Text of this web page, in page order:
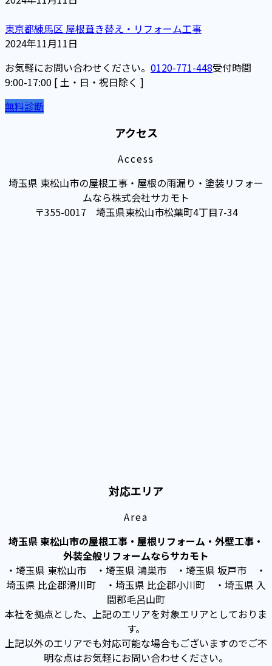
東京都練馬区 屋根葺き替え・リフォーム工事
2024年11月11日
お気軽にお問い合わせください。 0120-771-448受付時間
9:00-17:00 [ 土・日・祝日除く ]
無料診断
アクセス
Access
埼玉県 東松山市の屋根工事・屋根の雨漏り・塗装リフォー
ムなら株式会社サカモト
〒355-0017 埼玉県東松山市松葉町4丁目7-34
対応エリア
Area
埼玉県 東松山市の屋根工事・屋根リフォーム・外壁工事・
外装全般リフォームならサカモト
・埼玉県 東松山市 ・埼玉県 鴻巣市 ・埼玉県 坂戸市 ・
埼玉県 比企郡滑川町 ・埼玉県 比企郡小川町 ・埼玉県 入
間郡毛呂山町
本社を拠点とした、上記のエリアを対象エリアとしておりま
す。
上記以外のエリアでも対応可能な場合もございますのでご不
明な点はお気軽にお問い合わせください。